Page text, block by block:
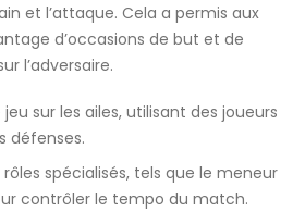
et l’attaque. Cela a permis aux
d’occasions de but et de
l’adversaire.
sur les ailes, utilisant des joueurs
défenses.
spécialisés, tels que le meneur
contrôler le tempo du match.